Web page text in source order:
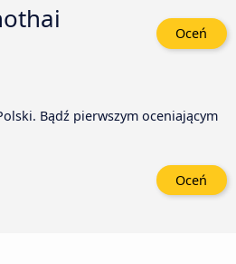
Oceń
Bądź pierwszym oceniającym
Oceń